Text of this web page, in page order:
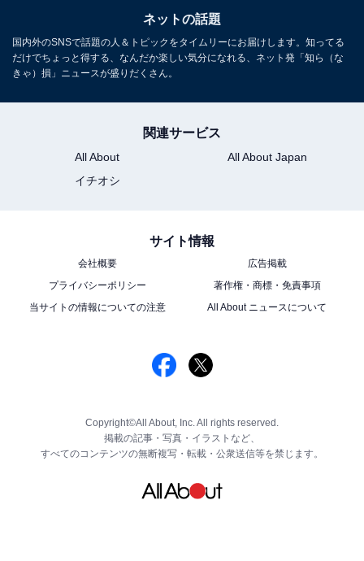
ネットの話題
国内外のSNSで話題の人＆トピックをタイムリーにお届けします。知ってる
だけでちょっと得する、なんだか楽しい気分になれる、ネット発「知ら（な
きゃ）損」ニュースが盛りだくさん。
関連サービス
All About
All About Japan
イチオシ
サイト情報
会社概要
広告掲載
プライバシーポリシー
著作権・商標・免責事項
当サイトの情報についての注意
All About ニュースについて
Copyright©All About, Inc. All rights reserved.
掲載の記事・写真・イラストなど、
すべてのコンテンツの無断複写・転載・公衆送信等を禁じます。